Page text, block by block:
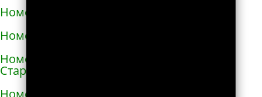
Номера телефонов такси в Солоницевке
Номера телефонов такси в Сосновке
Номера телефонов такси в
Староконстантинове
Номера телефонов такси в Стебнике